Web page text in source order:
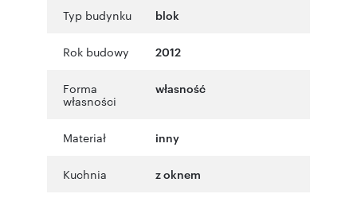
Typ budynku blok
Rok budowy 2012
Forma
własności
własność
Materiał inny
Kuchnia z oknem